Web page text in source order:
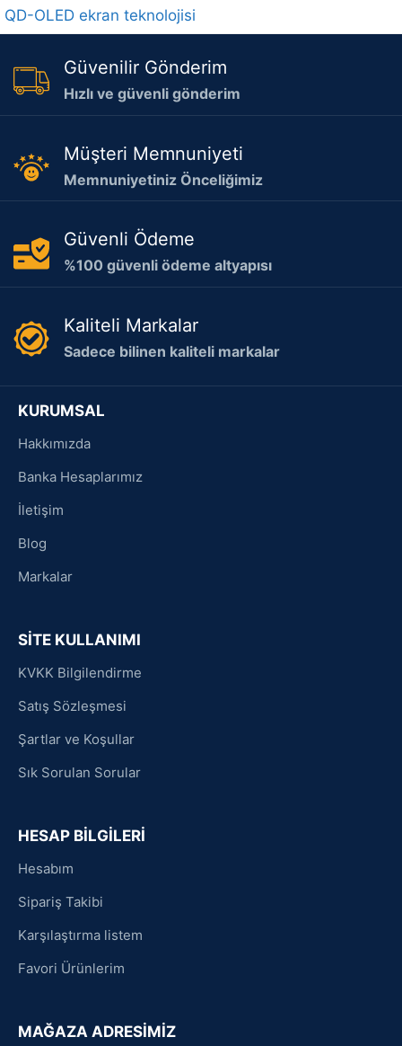
QD-OLED ekran teknolojisi
Güvenilir Gönderim
Hızlı ve güvenli gönderim
Müşteri Memnuniyeti
Memnuniyetiniz Önceliğimiz
Güvenli Ödeme
%100 güvenli ödeme altyapısı
Kaliteli Markalar
Sadece bilinen kaliteli markalar
KURUMSAL
Hakkımızda
Banka Hesaplarımız
İletişim
Blog
Markalar
SİTE KULLANIMI
KVKK Bilgilendirme
Satış Sözleşmesi
Şartlar ve Koşullar
Sık Sorulan Sorular
HESAP BİLGİLERİ
Hesabım
Sipariş Takibi
Karşılaştırma listem
Favori Ürünlerim
MAĞAZA ADRESİMİZ